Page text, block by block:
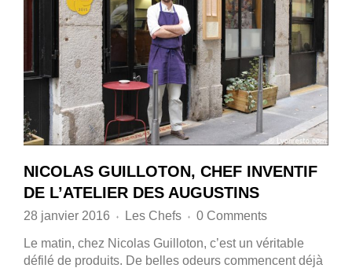
NICOLAS GUILLOTON, CHEF INVENTIF
DE L’ATELIER DES AUGUSTINS
28 janvier 2016 ♦ Les Chefs ♦ 0 Comments
Le matin, chez Nicolas Guilloton, c’est un véritable
défilé de produits. De belles odeurs commencent déjà